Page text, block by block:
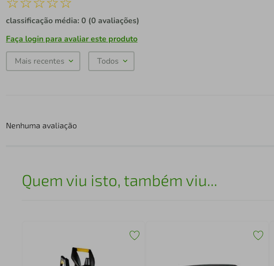
classificação média: 0 (0 avaliações)
Faça login para avaliar este produto
Mais recentes Todos
Nenhuma avaliação
Quem viu isto, também viu...